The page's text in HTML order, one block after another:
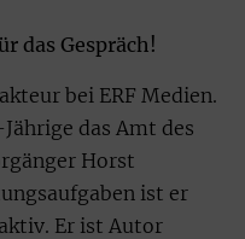
das Gespräch!
bei ERF Medien.
das Amt des
Horst
ist er
Er ist Autor